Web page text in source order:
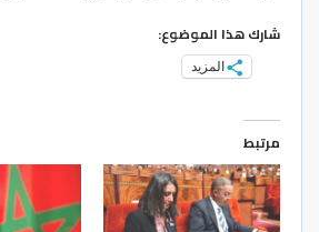
شارك هذا الموضوع:
المزيد
مرتبط